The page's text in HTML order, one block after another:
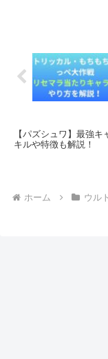
【パズシュワ】最強
キルや特徴も解説！
ホーム ウル